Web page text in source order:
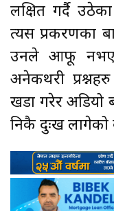
लक्षित गर्दै
त्यस प्रकरणका
उनले आफू
अनेकथरी
खडा गरेर अडियो
निकै दुःख लागेको